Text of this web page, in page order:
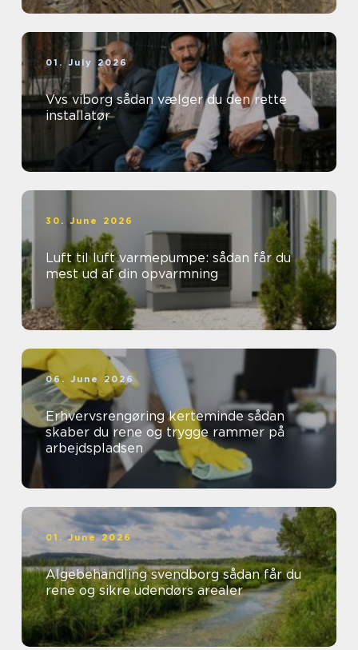
01. July 2026
Vvs viborg sådan vælger du den rette
installatør
30. June 2026
Luft til luft varmepumpe: sådan får du
mest ud af din opvarmning
06. June 2026
Erhvervsrengøring kerteminde sådan
skaber du rene og trygge rammer på
arbejdspladsen
01. June 2026
Algebehandling svendborg sådan får du
rene og sikre udendørs arealer